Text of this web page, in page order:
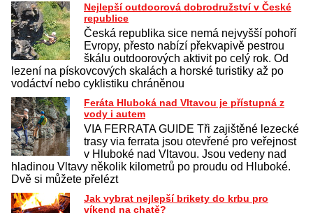
Nejlepší outdoorová dobrodružství v České
republice
Česká republika sice nemá nejvyšší pohoří
Evropy, přesto nabízí překvapivě pestrou
škálu outdoorových aktivit po celý rok. Od
lezení na pískovcových skalách a horské turistiky až po
vodáctví nebo cyklistiku chráněnou
Feráta Hluboká nad Vltavou je přístupná z
vody i autem
VIA FERRATA GUIDE Tři zajištěné lezecké
trasy via ferrata jsou otevřené pro veřejnost
v Hluboké nad Vltavou. Jsou vedeny nad
hladinou Vltavy několik kilometrů po proudu od Hluboké.
Dvě si můžete přelézt
Jak vybrat nejlepší brikety do krbu pro
víkend na chatě?